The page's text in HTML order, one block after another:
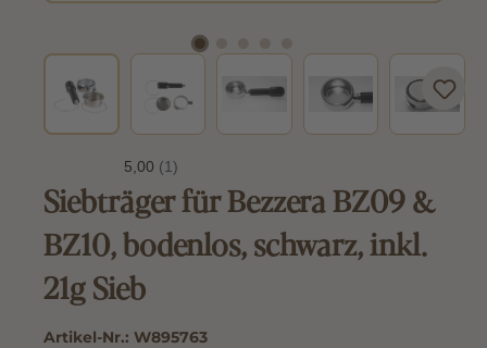
Siebträger für Bezzera BZ09 &
BZ10, bodenlos, schwarz, inkl.
21g Sieb
Artikel-Nr.: W895763